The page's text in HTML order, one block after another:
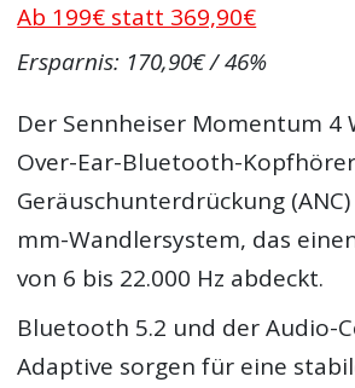
Ab 199€ statt 369,90€
Ersparnis: 170,90€ / 46%
Der Sennheiser Momentum 4
Over-Ear-Bluetooth-
Geräuschunterdrückung
mm-Wandlersystem, das
von 6 bis 22.000 Hz abdeckt.
Bluetooth 5.2 und der Audio-
Adaptive sorgen für eine